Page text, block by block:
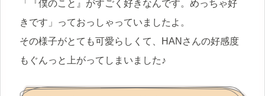
「『僕のこと』がすごく好きなんです。めっちゃ好
きです」っておっしゃっていましたよ。
その様子がとても可愛らしくて、HANさんの好感度
もぐんっと上がってしまいました♪